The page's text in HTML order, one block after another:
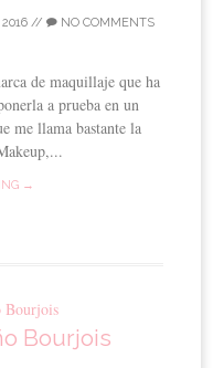
// NO COMMENTS
de maquillaje que ha
a prueba en un
me llama bastante la
→
Bourjois